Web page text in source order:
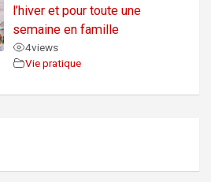
l’hiver et pour toute une
semaine en famille
4views
Vie pratique